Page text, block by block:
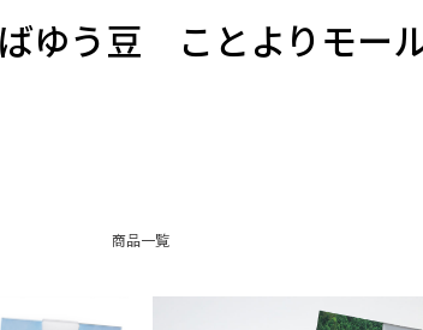
ゆう豆 ことよりモー
商品一覧